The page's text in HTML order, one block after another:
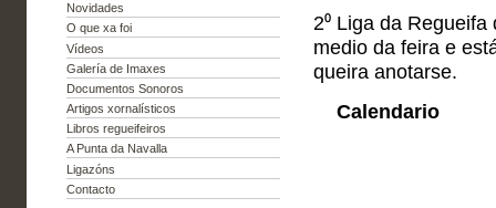
Novidades
O que xa foi
Vídeos
Galería de Imaxes
Documentos Sonoros
Artigos xornalísticos
Libros regueifeiros
A Punta da Navalla
Ligazóns
Contacto
2⁰ Liga da
medio da feira e
queira anotarse.
Calendario